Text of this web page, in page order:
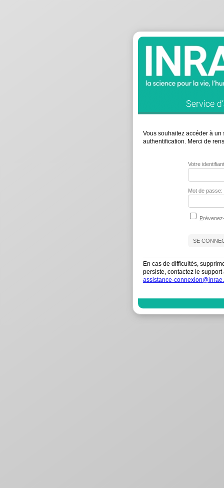
Vous souhaitez accéder à
authentification. Merci de
Votre
Mot de passe:
P
En cas de difficultés,
persiste, contactez le
assistance-